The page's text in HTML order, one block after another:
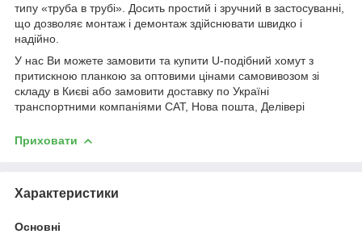
типу «труба в трубі». Досить простий і зручний в застосуванні,
що дозволяє монтаж і демонтаж здійснювати швидко і
надійно.
У нас Ви можете замовити та купити U-подібний хомут з
притискною планкою за оптовими цінами самовивозом зі
складу в Києві або замовити доставку по Україні
транспортними компаніями САТ, Нова пошта, Делівері
Приховати
Характеристики
Основні